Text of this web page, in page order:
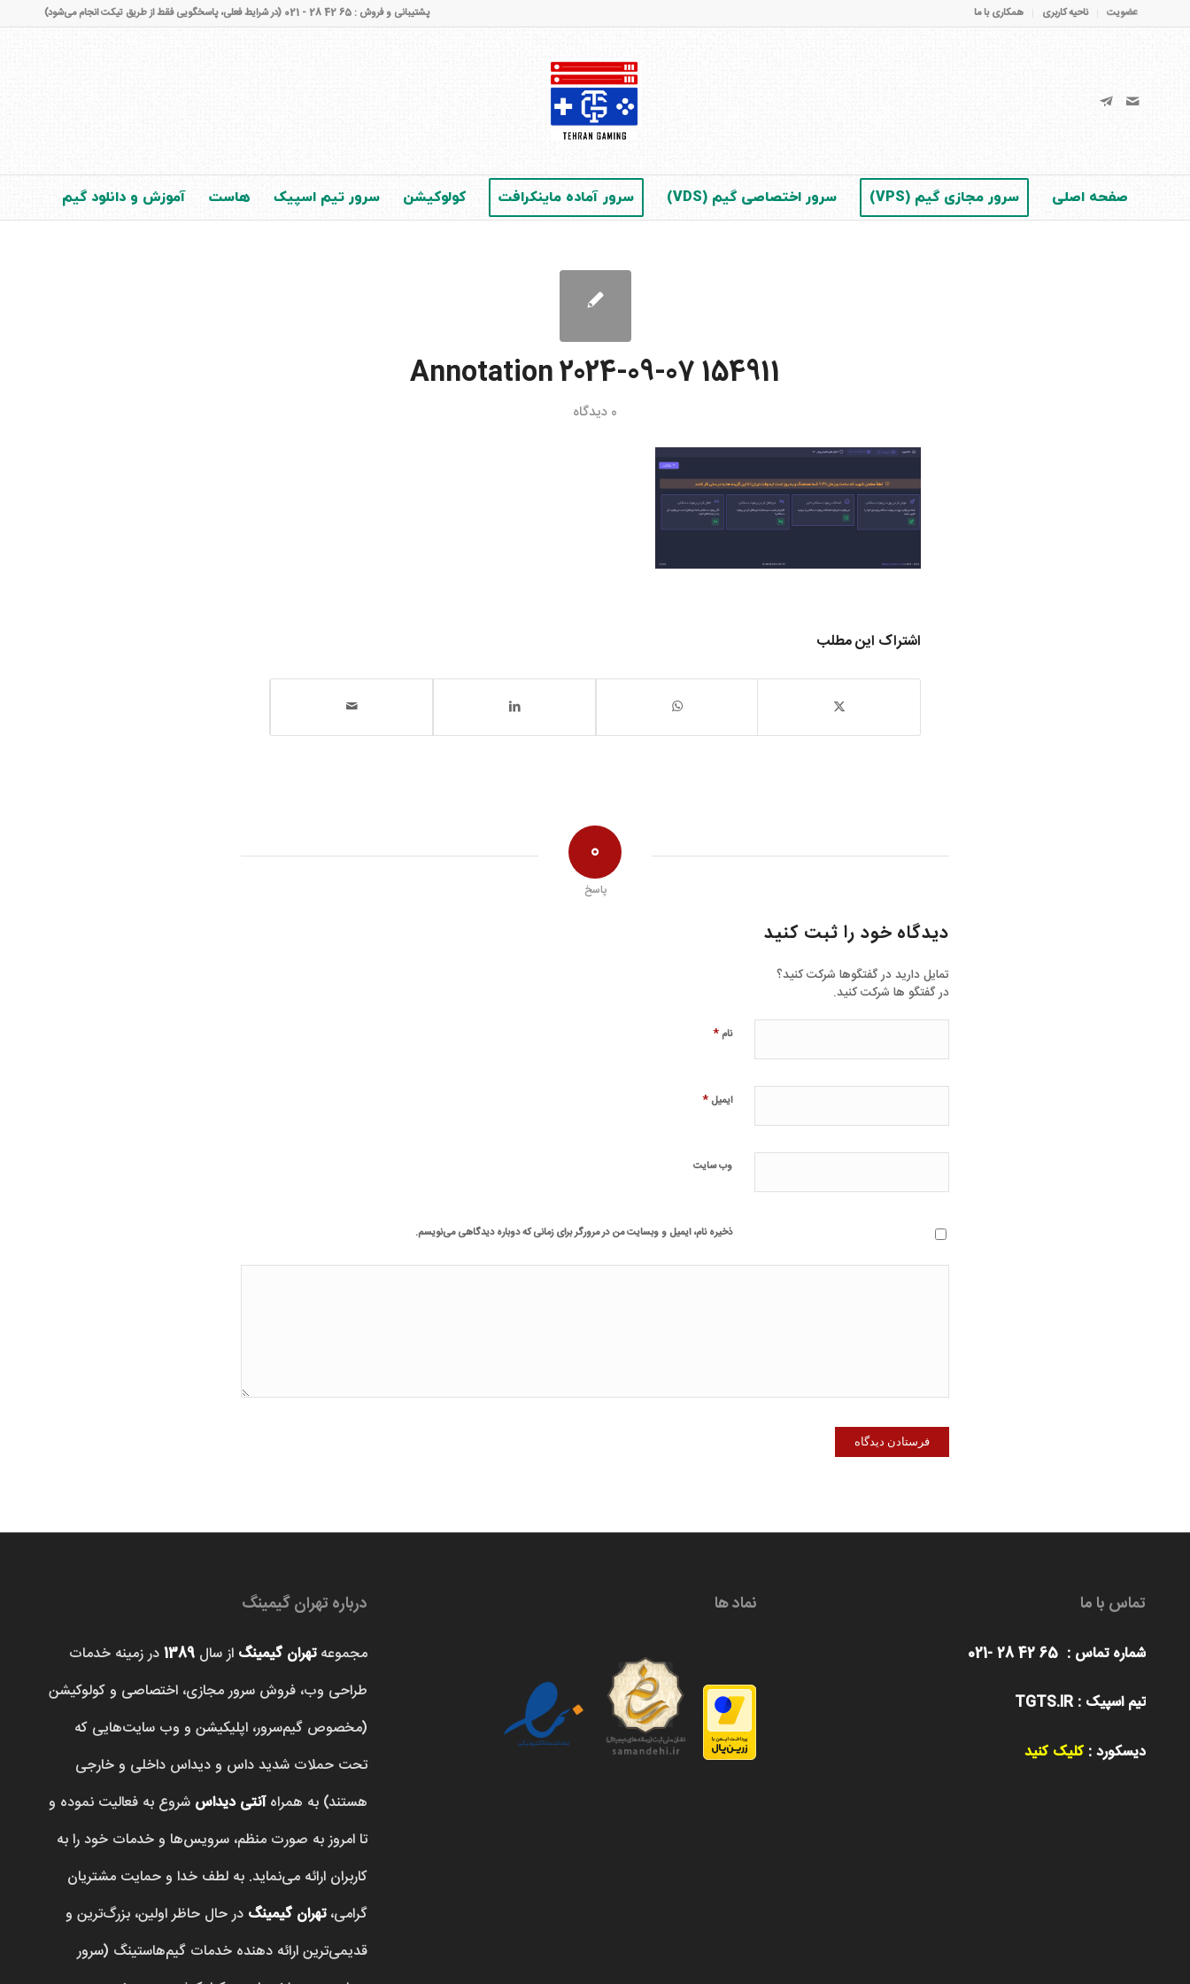
عضویت ناحیه کاربری همکاری با ما پشتیبانی و فروش : 65 42 28 - 021 (در شرایط فعلی، پاسخگویی فقط از طریق تیکت انجام می‌شود)
صفحه اصلی سرور مجازی گیم (VPS) سرور اختصاصی گیم (VDS) سرور آماده ماینکرافت کولوکیشن سرور تیم اسپیک هاست آموزش و دانلود گیم
Annotation 2024-09-07 154911
0 دیدگاه
اشتراک این مطلب
0
پاسخ
دیدگاه خود را ثبت کنید
تمایل دارید در گفتگوها شرکت کنید؟
در گفتگو ها شرکت کنید.
نام*
ایمیل *
وب‌ سایت
ذخیره نام، ایمیل و وبسایت من در مرورگر برای زمانی که دوباره دیدگاهی می‌نویسم.
تماس با ما
شماره تماس : 65 42 28 -021
تیم اسپیک : TGTS.IR
دیسکورد :کلیک کنید
نماد ها درباره تهران گیمینگ
مجموعهتهران گیمینگ از سال1389در زمینه خدمات
طراحی وب، فروش‌ سرور مجازی، اختصاصی و کولوکیشن
(مخصوص گیم‌سرور، اپلیکیشن و وب سایت‌هایی که
تحت حملات شدید داس و دیداس داخلی و خارجی
هستند) به همراهآنتی دیداس شروع به فعالیت نموده و
تا امروز به صورت منظم، سرویس‌ها و خدمات خود را به
کاربران ارائه می‌نماید. به لطف خدا و حمایت مشتریان
گرامی،تهران گیمینگ در حال حاظر اولین، بزرگ‌ترین و
قدیمی‌ترین ارائه دهنده خدمات گیم‌هاستینگ (سرور